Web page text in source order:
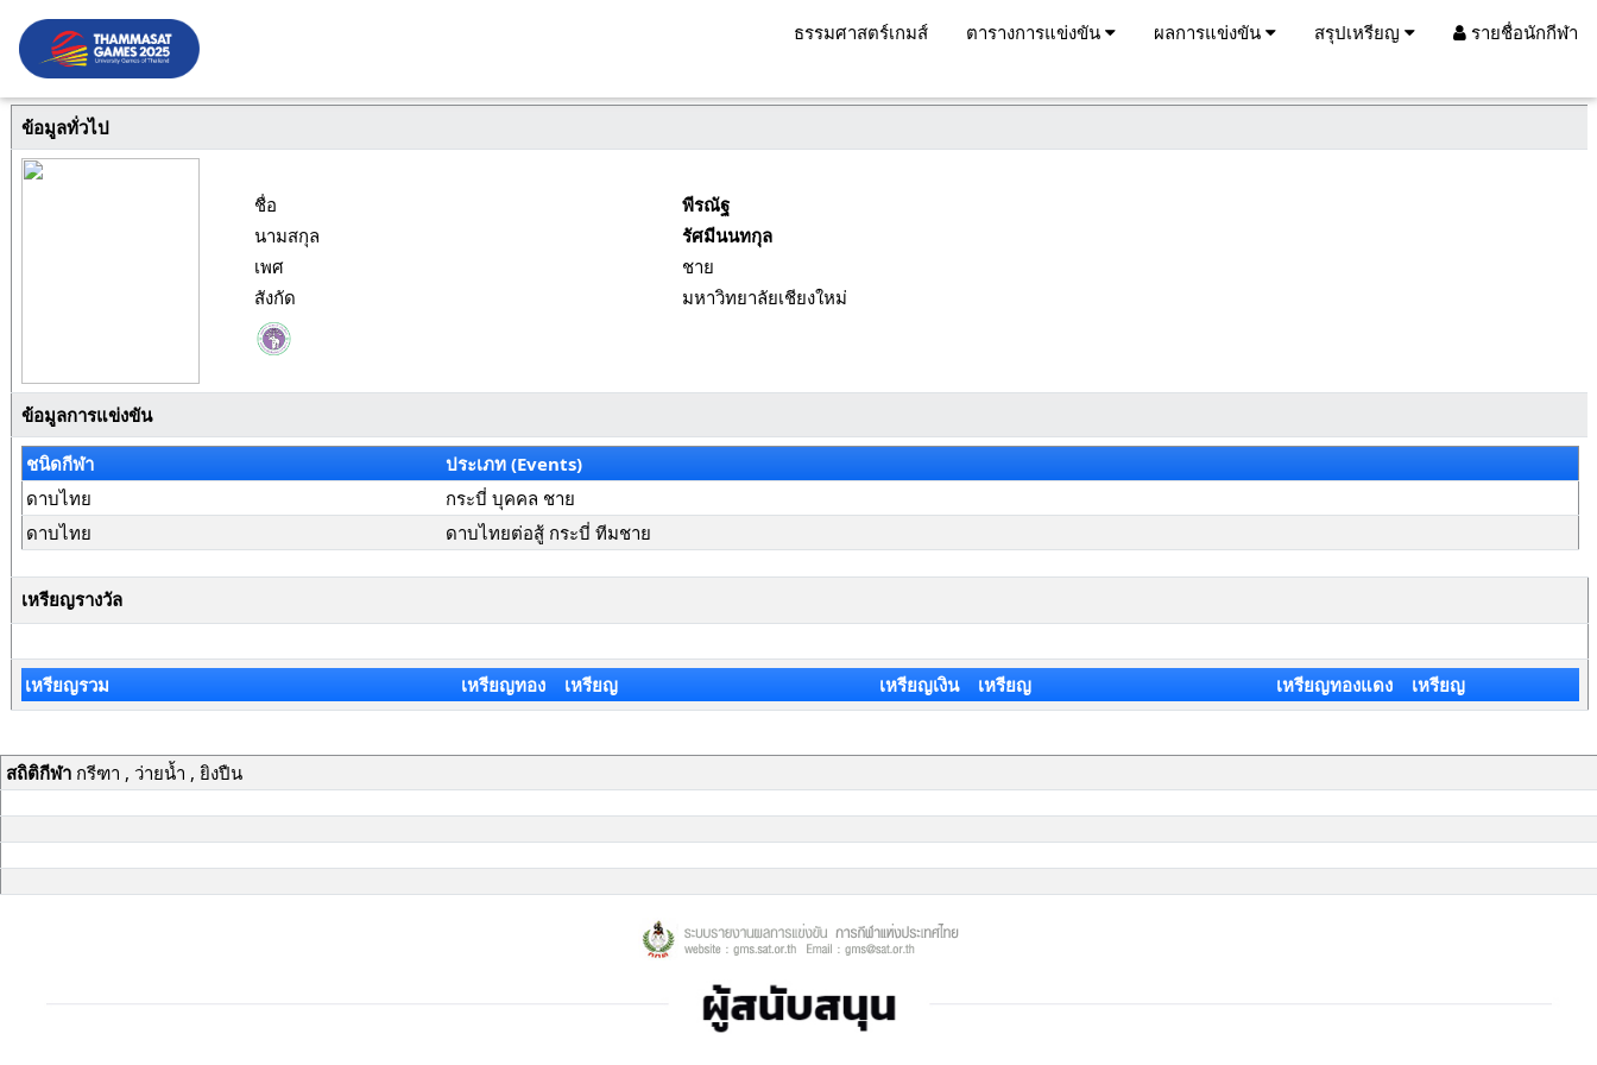
ธรรมศาสตร์เกมส์ ตารางการแข่งขัน ผลการแข่งขัน สรุปเหรียญ รายชื่อนักกีฬา
ข้อมูลทั่วไป
ชื่อ
พีรณัฐ
นามสกุล
รัศมีนนทกุล
เพศ
ชาย
สังกัด
มหาวิทยาลัยเชียงใหม่
ข้อมูลการแข่งขัน
ชนิดกีฬา
ประเภท (Events)
ดาบไทย
กระบี่ บุคคล ชาย
ดาบไทย
ดาบไทยต่อสู้ กระบี่ ทีมชาย
เหรียญรางวัล
เหรียญรวม เหรียญทอง เหรียญ เหรียญเงิน เหรียญ เหรียญทองแดง เหรียญ
สถิติกีฬากรีฑา , ว่ายน้ำ , ยิงปืน